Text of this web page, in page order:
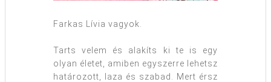
Farkas Lívia vagyok.
Tarts velem és alakíts ki te is egy
olyan életet, amiben egyszerre lehetsz
határozott, laza és szabad. Mert érsz